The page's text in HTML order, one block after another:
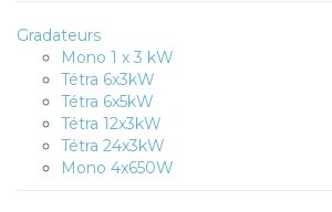
Gradateurs
Mono 1 x 3 kW
Tétra 6x3kW
Tétra 6x5kW
Tétra 12x3kW
Tétra 24x3kW
Mono 4x650W